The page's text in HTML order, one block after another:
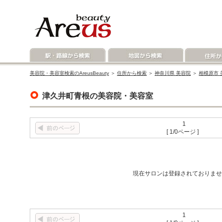
美容院・美容室検索のAreusBeauty ＞ 住所から検索 ＞ 神奈川県 美容院 ＞ 相模原市
津久井町青根の美容院・美容室
1
[ 1/0ページ ]
現在サロンは登録されておりま
1